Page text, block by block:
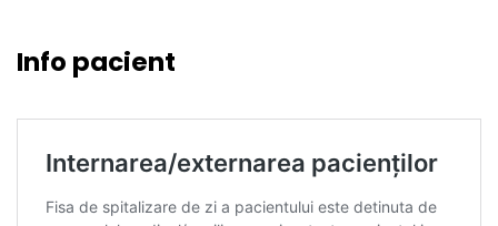
Info pacient